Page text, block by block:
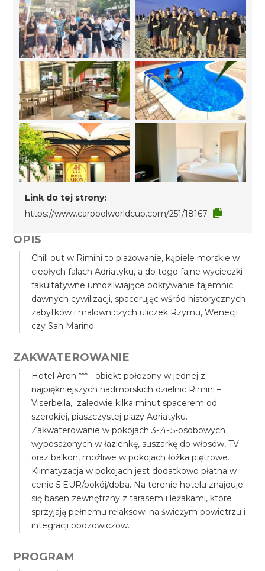
Link do tej strony:
https://www.carpoolworldcup.com/251/18167
OPIS
Chill out w Rimini to plażowanie, kąpiele morskie w
ciepłych falach Adriatyku, a do tego fajne wycieczki
fakultatywne umożliwiające odkrywanie tajemnic
dawnych cywilizacji, spacerując wśród historycznych
zabytków i malowniczych uliczek Rzymu, Wenecji
czy San Marino.
ZAKWATEROWANIE
Hotel Aron *** - obiekt położony w jednej z
najpiękniejszych nadmorskich dzielnic Rimini –
Viserbella, zaledwie kilka minut spacerem od
szerokiej, piaszczystej plaży Adriatyku.
Zakwaterowanie w pokojach 3-,4-,5-osobowych
wyposażonych w łazienkę, suszarkę do włosów, TV
oraz balkon, możliwe w pokojach łóżka piętrowe.
Klimatyzacja w pokojach jest dodatkowo płatna w
cenie 5 EUR/pokój/doba. Na terenie hotelu znajduje
się basen zewnętrzny z tarasem i leżakami, które
sprzyjają pełnemu relaksowi na świeżym powietrzu i
integracji obozowiczów.
PROGRAM